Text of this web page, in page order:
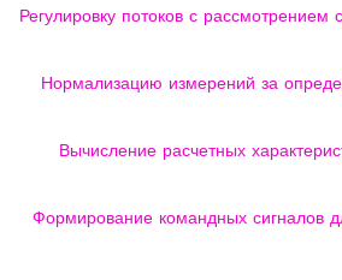
Регулировку потоков с рассмотрением
Нормализацию измерений за
Вычисление расчетных
Формирование командных сигналов